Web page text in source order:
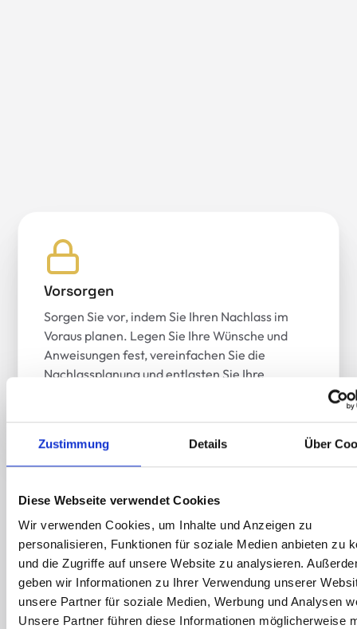
Zustimmung Details Über
Diese Webseite verwendet Cookies
Wir verwenden Cookies, um Inhalte und Anzeigen zu
personalisieren, Funktionen für soziale Medien anbieten zu
und die Zugriffe auf unsere Website zu analysieren.
geben wir Informationen zu Ihrer Verwendung unserer
unsere Partner für soziale Medien, Werbung und Analysen
Unsere Partner führen diese Informationen möglicherweise
Vorsorgen
Sorgen Sie vor, indem Sie Ihren Nachlass im
Voraus planen. Legen Sie Ihre Wünsche und
Anweisungen fest, vereinfachen Sie die
Nachlassplanung und entlasten Sie Ihre
Laden Sie Dokumente hoch, erfassen Sie
Bankkonten, Immobilien, Versicherungen und
andere Vermögenswerte. Durch die zentrale
Verwaltung Ihres Vermögens behalten Sie stets
den Überblick und können Ihre